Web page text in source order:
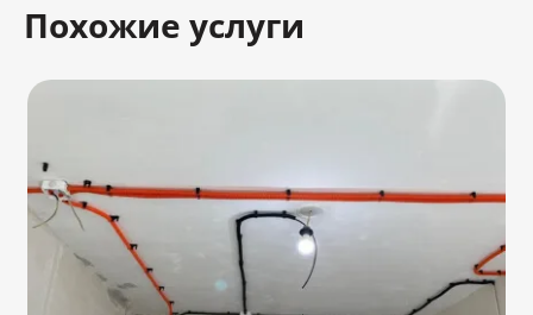
Похожие услуги